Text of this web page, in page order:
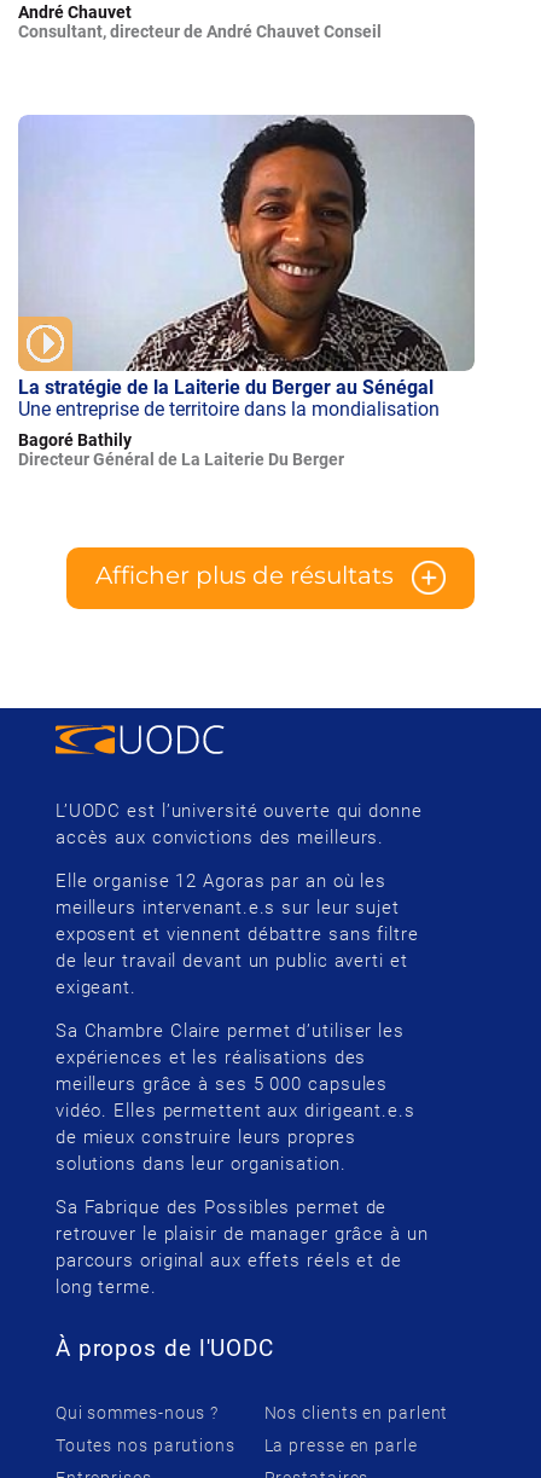
André Chauvet
Consultant, directeur de André Chauvet Conseil
La stratégie de la Laiterie du Berger au Sénégal
Une entreprise de territoire dans la mondialisation
Bagoré Bathily
Directeur Général de La Laiterie Du Berger
Afficher plus de résultats
L’UODC est l’université ouverte qui donne
accès aux convictions des meilleurs.
Elle organise 12 Agoras par an où les
meilleurs intervenant.e.s sur leur sujet
exposent et viennent débattre sans filtre
de leur travail devant un public averti et
exigeant.
Sa Chambre Claire permet d’utiliser les
expériences et les réalisations des
meilleurs grâce à ses 5 000 capsules
vidéo. Elles permettent aux dirigeant.e.s
de mieux construire leurs propres
solutions dans leur organisation.
Sa Fabrique des Possibles permet de
retrouver le plaisir de manager grâce à un
parcours original aux effets réels et de
long terme.
À propos de l'UODC
Qui sommes-nous ?
Toutes nos parutions
Nos clients en parlent
La presse en parle